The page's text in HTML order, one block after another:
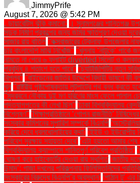
JimmyPrife
August 7, 2026 @ 5:42 PM
. ডায়াবেটিস ঝুঁকি কমানো:
। সুনামগঞ্জের শান্তিগঞ্জ
সড়ক নির্মাণ প্রকল্পের জন্য জমির ক্ষতিপূরণ দেওয়া
সাজার রায় বাতিল ''কক্সবাজারের টেকনাফ উপজেলার
চার বাংলাদেশি মাঝি নিখোঁজ'' ''খুলনায় ‘নাটুকে’ পার্কে
নামতে না পেরে ৬ ফ্লাইট diverted সিলেট ও
প্রবৃদ্ধি ৪ শতাংশ হতে পারে'' ''চ্যাটজিপিটির নতুন
বিপ্লব'' ''বাইডেনের জাতির উদ্দেশে বিদায়ী ভাষণে কী
খুন ''রাষ্ট্রীয় পৃষ্ঠপোষকতায় লুটপাটের পথ বন্ধ করতে
''সুন্দরবনে নৌকায় দুই মণ হরিণের মাংস ফেলে পালাল
পদত্যাগপত্রে কী লেখা ছিল'' 'ঢাকা বিশ্ববিদ্যালয়
বিশ্লেষণ'' 'শিক্ষাপ্রতিষ্ঠানে ‘গোপন রাজনীতি’
সংস্কার কমিশনের সুপারিশ সম্পর্কে বিএনপি
করিয়ে দেবে ধবলধোলাইয়ের কথা’ ‘ইইউ ও ইউরোপীয়
পরিবেশ সুরক্ষায় সহায়তা দেবে’ ‘এটা হয়তো আমার শেষ
বিশ্ববিদ্যালয় ক্যাম্পাসে শান্তিপূর্ণ পরিবেশ প্রতিষ্ঠিত’
ঘোষণা করে হাইকোর্টের দেওয়া রায় স্থগিত ‘জাতীয়
উন্মাদ’: গাজা দখলের পরিকল্পনায় ফিলিস্তিনিদের
সংস্কারের বিরুদ্ধে বিএনপি’র অবস্থান’ ‘পাঠান টু’